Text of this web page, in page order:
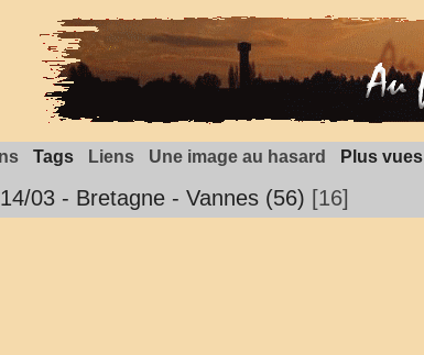
Tags Liens Une image au hasard Plus vues
14/03 - Bretagne - Vannes (56) 16